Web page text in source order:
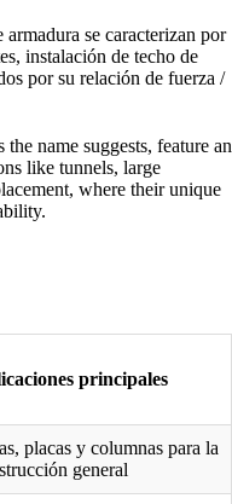
armadura se caracterizan por
instalación de techo de
por su relación de fuerza /
the name suggests, feature an
like tunnels, large
where their unique
principales
placas y columnas para la
general